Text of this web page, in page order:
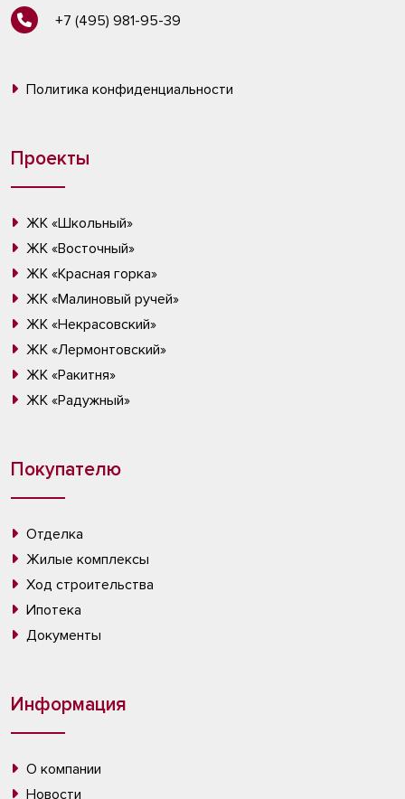
+7 (495) 981-95-39
Политика конфиденциальности
Проекты
ЖК «Школьный»
ЖК «Восточный»
ЖК «Красная горка»
ЖК «Малиновый ручей»
ЖК «Некрасовский»
ЖК «Лермонтовский»
ЖК «Ракитня»
ЖК «Радужный»
Покупателю
Отделка
Жилые комплексы
Ход строительства
Ипотека
Документы
Информация
О компании
Новости